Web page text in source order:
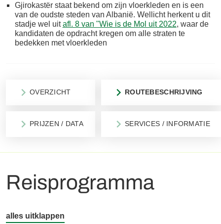
Gjirokastër staat bekend om zijn vloerkleden en is een
van de oudste steden van Albanië. Wellicht herkent u dit
stadje wel uitafl. 8 van "Wie is de Mol uit 2022, waar de
kandidaten de opdracht kregen om alle straten te
bedekken met vloerkleden
OVERZICHT ROUTEBESCHRIJVING
PRIJZEN / DATA SERVICES / INFORMATIE
Reisprogramma
alles uitklappen